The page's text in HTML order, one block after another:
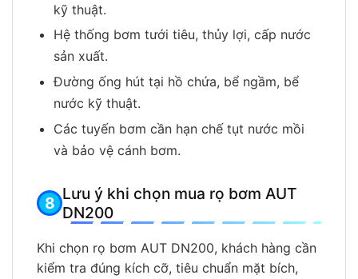
kỹ thuật.
Hệ thống bơm tưới tiêu, thủy lợi, cấp nước
sản xuất.
Đường ống hút tại hồ chứa, bể ngầm, bể
nước kỹ thuật.
Các tuyến bơm cần hạn chế tụt nước mồi
và bảo vệ cánh bơm.
Lưu ý khi chọn mua rọ bơm AUT
DN200
Khi chọn rọ bơm AUT DN200, khách hàng cần
kiểm tra đúng kích cỡ, tiêu chuẩn mặt bích,